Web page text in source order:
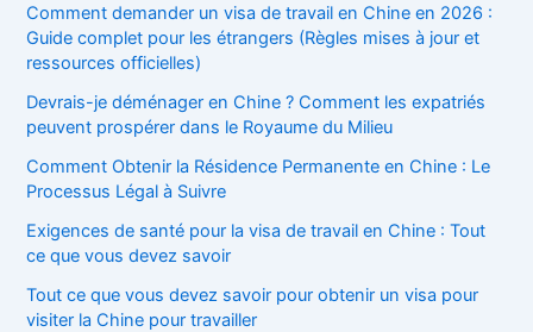
Comment demander un visa de travail en Chine en 2026 :
Guide complet pour les étrangers (Règles mises à jour et
ressources officielles)
Devrais-je déménager en Chine ? Comment les expatriés
peuvent prospérer dans le Royaume du Milieu
Comment Obtenir la Résidence Permanente en Chine : Le
Processus Légal à Suivre
Exigences de santé pour la visa de travail en Chine : Tout
ce que vous devez savoir
Tout ce que vous devez savoir pour obtenir un visa pour
visiter la Chine pour travailler